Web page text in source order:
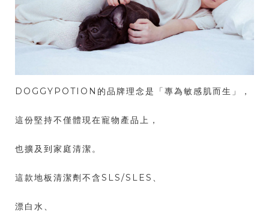
DOGGYPOTION的品牌理念是「專為敏感肌而生」，
這份堅持不僅體現在寵物產品上，
也擴及到家庭清潔。
這款地板清潔劑不含SLS/SLES、
漂白水、